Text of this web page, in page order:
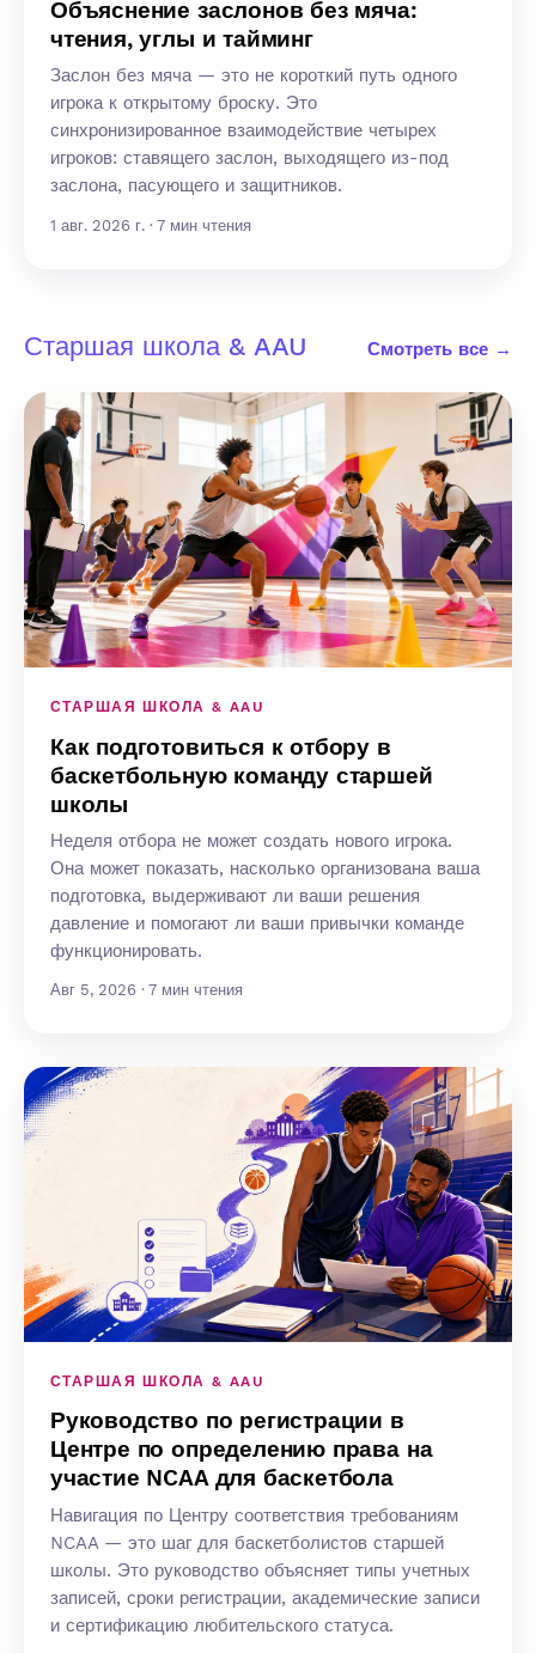
Объяснение заслонов без мяча:
чтения, углы и тайминг
Заслон без мяча — это не короткий путь одного
игрока к открытому броску. Это
синхронизированное взаимодействие четырех
игроков: ставящего заслон, выходящего из-под
заслона, пасующего и защитников.
1 авг. 2026 г. · 7 мин чтения
Старшая школа & AAU Смотреть все →
СТАРШАЯ ШКОЛА & AAU
Как подготовиться к отбору в
баскетбольную команду старшей
школы
Неделя отбора не может создать нового игрока.
Она может показать, насколько организована ваша
подготовка, выдерживают ли ваши решения
давление и помогают ли ваши привычки команде
функционировать.
Авг 5, 2026 · 7 мин чтения
СТАРШАЯ ШКОЛА & AAU
Руководство по регистрации в
Центре по определению права на
участие NCAA для баскетбола
Навигация по Центру соответствия требованиям
NCAA — это шаг для баскетболистов старшей
школы. Это руководство объясняет типы учетных
записей, сроки регистрации, академические записи
и сертификацию любительского статуса.